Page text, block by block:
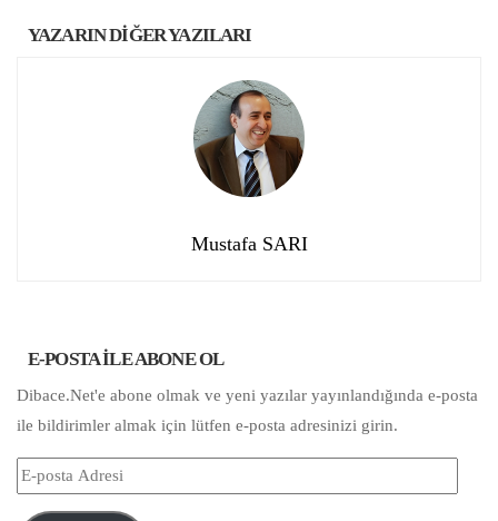
YAZARIN DİĞER YAZILARI
Mustafa SARI
E-POSTA ILE ABONE OL
Dibace.Net'e abone olmak ve yeni yazılar yayınlandığında e-posta
ile bildirimler almak için lütfen e-posta adresinizi girin.
E-